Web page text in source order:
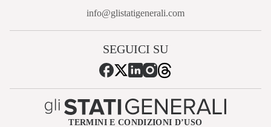
info@glistatigenerali.com
SEGUICI SU
TERMINI E CONDIZIONI D’USO